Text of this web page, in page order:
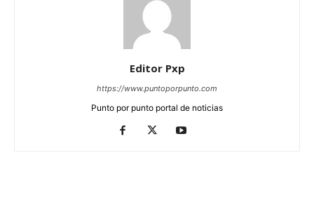
Editor Pxp
https://www.puntoporpunto.com
Punto por punto portal de noticias